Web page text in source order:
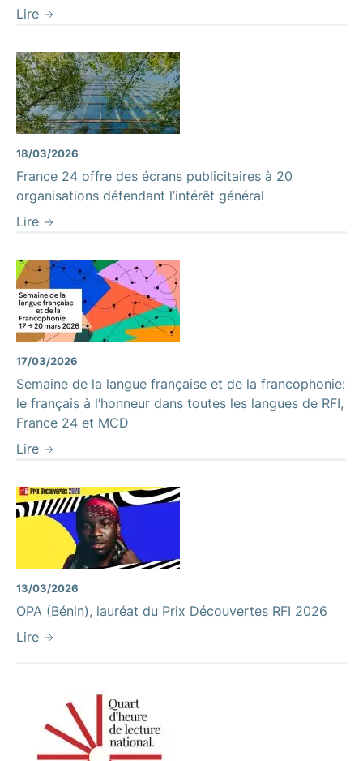
Lire
18/03/2026
France 24 offre des écrans publicitaires à 20
organisations défendant l’intérêt général
Lire
17/03/2026
Semaine de la langue française et de la francophonie:
le français à l’honneur dans toutes les langues de RFI,
France 24 et MCD
Lire
13/03/2026
OPA (Bénin), lauréat du Prix Découvertes RFI 2026
Lire